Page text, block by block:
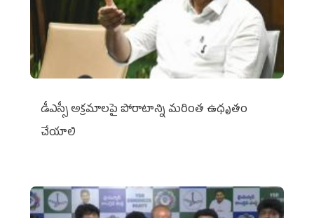
డీఎస్సీ అక్రమాలపై పోరాటాన్ని మరింత ఉధృతం
చేయాలి